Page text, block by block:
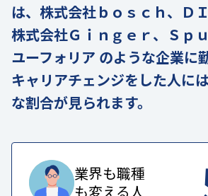
は、株式会社ｂｏｓｃｈ、Ｄ
株式会社Ｇｉｎｇｅｒ、Ｓｐ
ユーフォリア のような企業に
キャリアチェンジをした人に
な割合が見られます。
業界も職種
も変える人